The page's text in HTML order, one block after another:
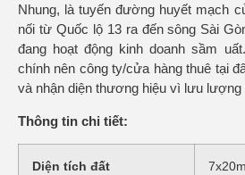
Nhung, là tuyến đường huyết mạch
nối từ Quốc lộ 13 ra đến sông Sài
đang hoạt động kinh doanh sầm
chính nên công ty/cửa hàng thuê tại
và nhận diện thương hiệu vì lưu lượng
Thông tin chi tiết:
Diện tích đất 7x20m